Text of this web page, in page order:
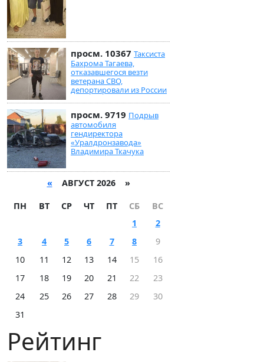
просм. 10367 Таксиста
Бахрома Тагаева,
отказавшегося везти
ветерана СВО,
депортировали из России
просм. 9719 Подрыв
автомобиля
гендиректора
«Уралдронзавода»
Владимира Ткачука
« АВГУСТ 2026 »
ПН ВТ СР ЧТ ПТ СБ
ВС
1
2
3
4 5 6 7 8
9
10
11 12 13 14 15
16
17
18 19 20 21 22
23
24
25 26 27 28 29
30
31
Рейтинг